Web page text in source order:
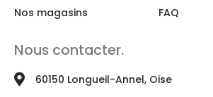
Nos magasins
FAQ
Nous contacter.
60150 Longueil-Annel, Oise